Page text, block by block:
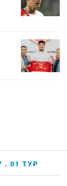
. 01 ТУР